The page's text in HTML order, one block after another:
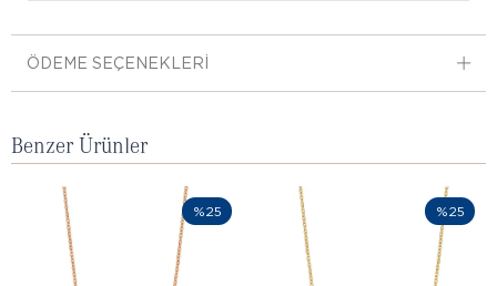
ÖDEME SEÇENEKLERI
Benzer Ürünler
%25 %25